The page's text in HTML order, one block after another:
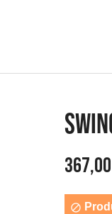
